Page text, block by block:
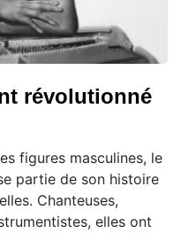
révolutionné
figures masculines, le
partie de son histoire
Chanteuses,
elles ont